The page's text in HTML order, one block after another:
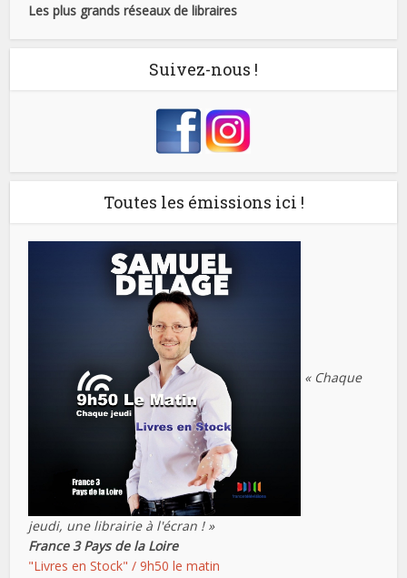
Les plus grands réseaux de libraires
Suivez-nous !
Toutes les émissions ici !
« Chaque
jeudi, une librairie à l'écran ! »
France 3 Pays de la Loire
"Livres en Stock" / 9h50 le matin